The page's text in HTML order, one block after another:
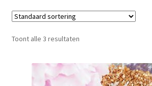
Handleiding
Veiligheid
Wishlist
Toont alle 3 resultaten